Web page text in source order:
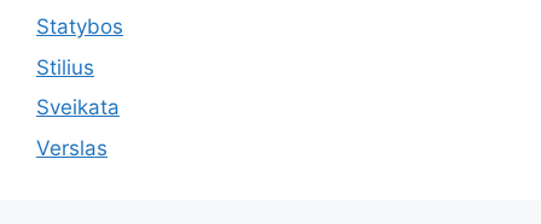
Statybos
Stilius
Sveikata
Verslas